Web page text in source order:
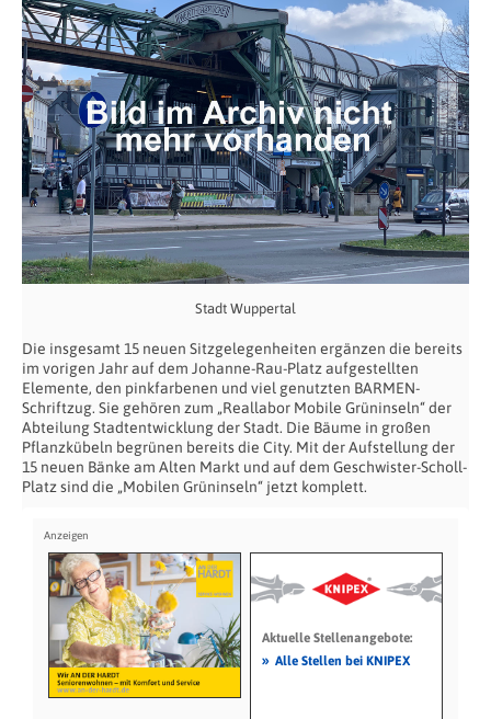
Stadt Wuppertal
Die insgesamt 15 neuen Sitzgelegenheiten ergänzen die bereits
im vorigen Jahr auf dem Johanne-Rau-Platz aufgestellten
Elemente, den pinkfarbenen und viel genutzten BARMEN-
Schriftzug. Sie gehören zum „Reallabor Mobile Grüninseln“ der
Abteilung Stadtentwicklung der Stadt. Die Bäume in großen
Pflanzkübeln begrünen bereits die City. Mit der Aufstellung der
15 neuen Bänke am Alten Markt und auf dem Geschwister-Scholl-
Platz sind die „Mobilen Grüninseln“ jetzt komplett.
Aktuelle Stellenangebote:
» Alle Stellen bei KNIPEX